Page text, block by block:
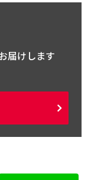
届けします